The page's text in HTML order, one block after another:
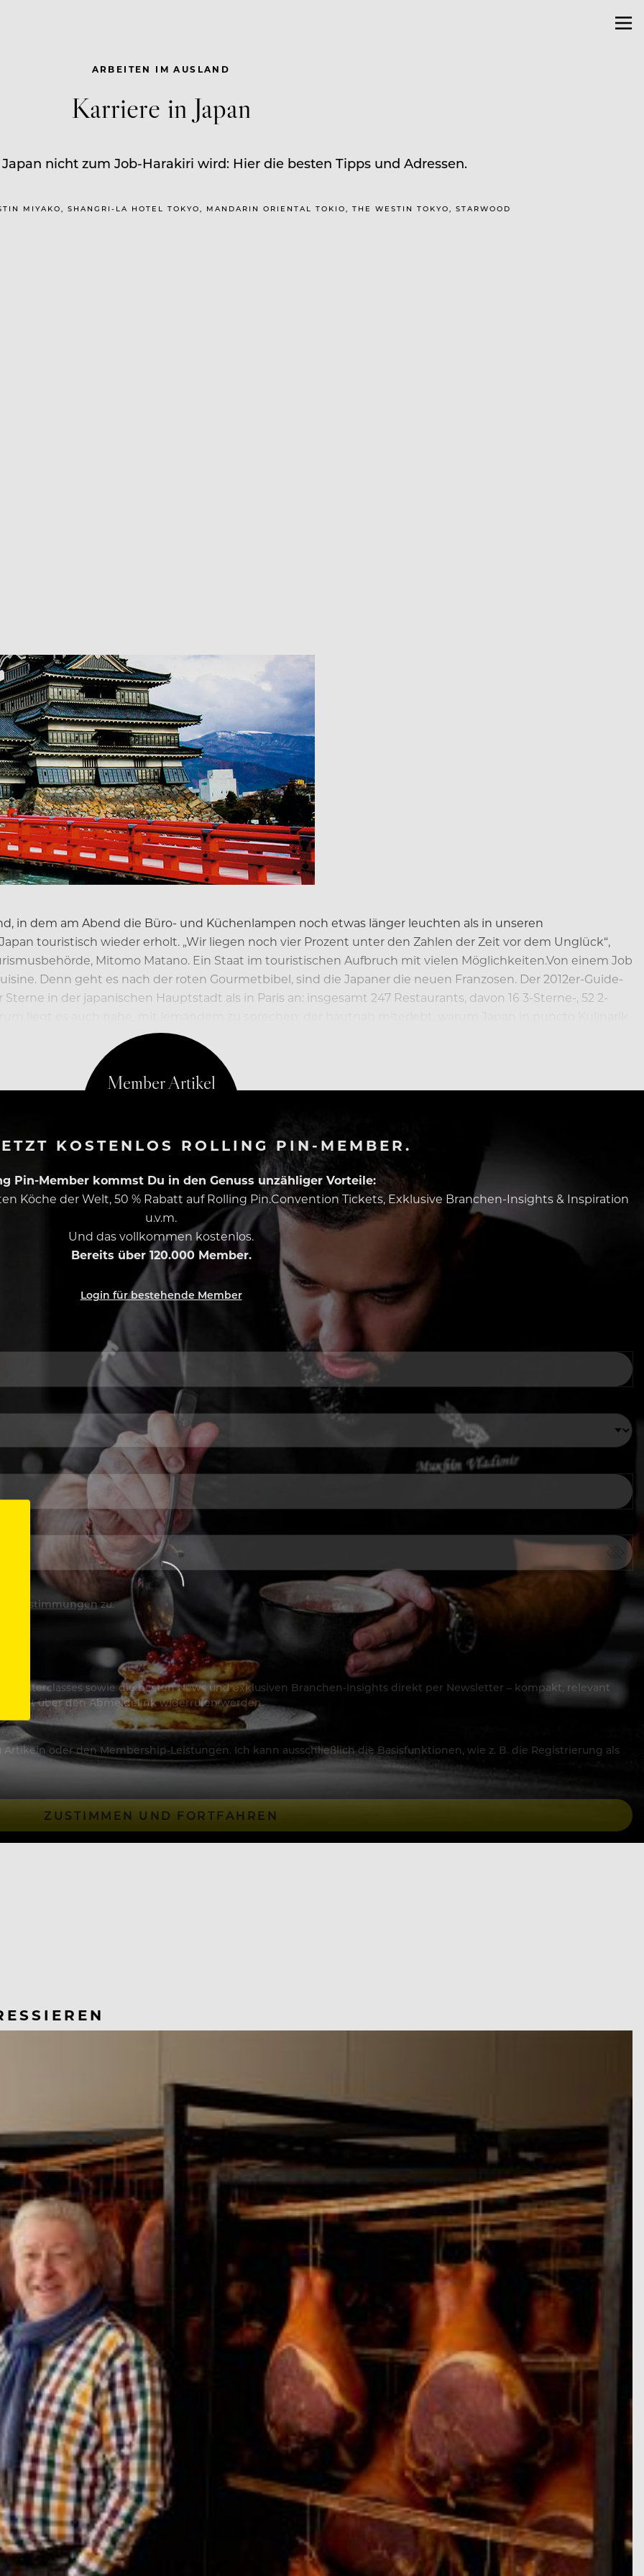
ARBEITEN IM AUSLAND
Karriere in Japan
nicht zum Job-Harakiri wird: Hier die besten Tipps und Adressen.
MIYAKO, SHANGRI-LA HOTEL TOKYO, MANDARIN ORIENTAL TOKIO, THE WESTIN TOKYO, STARWOOD
in dem am Abend die Büro- und Küchenlampen noch etwas länger leuchten als in unseren
touristisch wieder erholt. „Wir liegen noch vier Prozent unter den Zahlen der Zeit vor dem Unglück“,
Mitomo Matano. Ein Staat im touristischen Aufbruch mit vielen Möglichkeiten.Von einem Job
Denn geht es nach der roten Gourmetbibel, sind die Japaner die neuen Franzosen. Der 2012er-Guide-
in der japanischen Hauptstadt als in Paris an: insgesamt 247 Restaurants, davon 16 3-Sterne-, 52 2-
KOSTENLOS ROLLING PIN-MEMBER.
Pin-Member kommst Du in den Genuss unzähliger Vorteile:
Köche der Welt, 50 % Rabatt auf Rolling Pin.Convention Tickets, Exklusive Branchen-Insights & Inspiration
u.v.m.
Und das vollkommen kostenlos.
Bereits über 120.000 Member.
Login für bestehende Member
zu.
Masterclasses sowie die besten News und exklusiven Branchen-Insights direkt per Newsletter – kompakt, relevant
über den Abmeldelink widerrufen werden.
oder den Membership-Leistungen. Ich kann ausschließlich die Basisfunktionen, wie z. B. die Registrierung als
ZUSTIMMEN UND FORTFAHREN